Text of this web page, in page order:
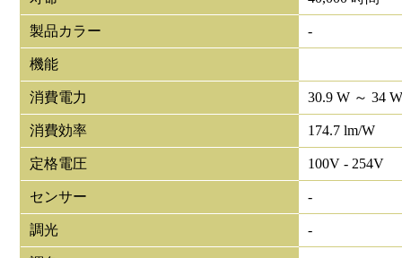
製品カラー -
機能
消費電力 30.9 W ～ 34
消費効率 174.7 lm/W
定格電圧 100V - 254V
センサー -
調光 -